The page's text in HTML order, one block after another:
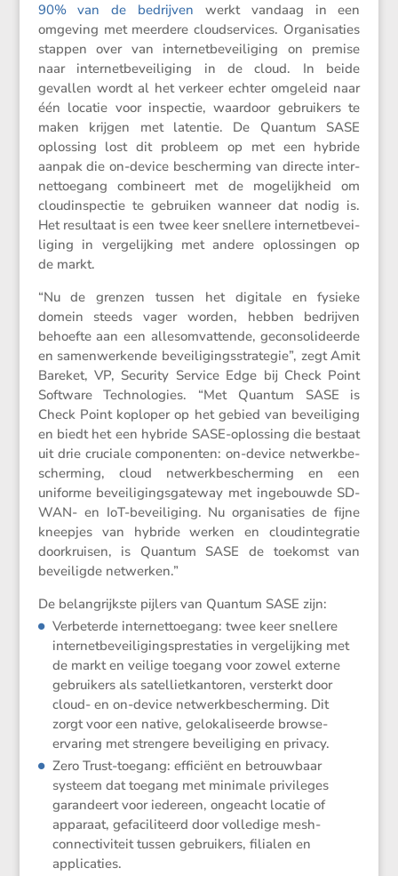
90% van de bedrijven werkt vandaag in een
omgeving met meerdere cloud­ser­vices. Organi­sa­ties
stappen over van inter­net­be­vei­li­ging on premise
naar inter­net­be­vei­li­ging in de cloud. In beide
gevallen wordt al het verkeer echter omgeleid naar
één locatie voor inspectie, waardoor gebrui­kers te
maken krijgen met latentie. De Quantum SASE
oplos­sing lost dit probleem op met een hybride
aanpak die on-device bescher­ming van directe inter­
net­toe­gang combi­neert met de mogelijk­heid om
cloud­in­spectie te gebruiken wanneer dat nodig is.
Het resul­taat is een twee keer snellere inter­net­be­vei­
li­ging in verge­lij­king met andere oplos­singen op
de markt.
“Nu de grenzen tussen het digitale en fysieke
domein steeds vager worden, hebben bedrijven
behoefte aan een alles­om­vat­tende, gecon­so­li­deerde
en samen­wer­kende bevei­li­gings­stra­tegie”, zegt Amit
Bareket, VP, Security Service Edge bij Check Point
Software Techno­lo­gies. “Met Quantum SASE is
Check Point koploper op het gebied van bevei­li­ging
en biedt het een hybride SASE-oplos­sing die bestaat
uit drie cruciale compo­nenten: on-device netwerk­be­
scher­ming, cloud netwerk­be­scher­ming en een
uniforme bevei­li­gings­ga­teway met ingebouwde SD-
WAN- en IoT-bevei­li­ging. Nu organi­sa­ties de fijne
kneepjes van hybride werken en cloud­in­te­gratie
doorkruisen, is Quantum SASE de toekomst van
bevei­ligde netwerken.”
De belang­rijkste pijlers van Quantum SASE zijn:
Verbe­terde inter­net­toe­gang: twee keer snellere
inter­net­be­vei­li­gings­pres­ta­ties in verge­lij­king met
de markt en veilige toegang voor zowel externe
gebrui­kers als satel­liet­kan­toren, versterkt door
cloud- en on-device netwerk­be­scher­ming. Dit
zorgt voor een native, geloka­li­seerde browse-
ervaring met stren­gere bevei­li­ging en privacy.
Zero Trust-toegang: efficiënt en betrouw­baar
systeem dat toegang met minimale privi­leges
garan­deert voor iedereen, ongeacht locatie of
apparaat, gefaci­li­teerd door volle­dige mesh-
connec­ti­vi­teit tussen gebrui­kers, filialen en
applicaties.